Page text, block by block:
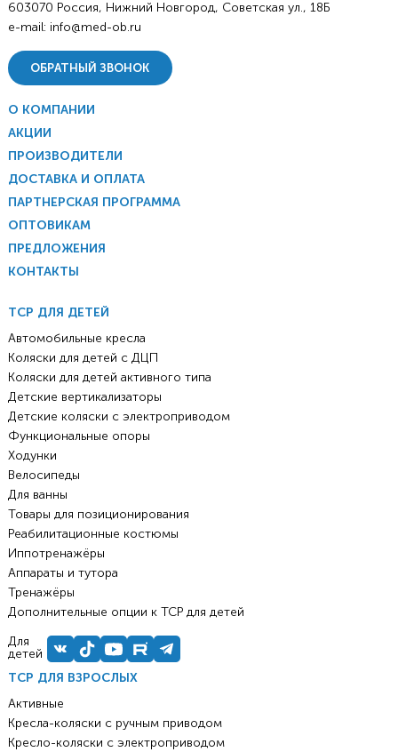
603070 Россия, Нижний Новгород, Советская ул., 18Б
e-mail: info@med-ob.ru
ОБРАТНЫЙ ЗВОНОК
О КОМПАНИИ
АКЦИИ
ПРОИЗВОДИТЕЛИ
ДОСТАВКА И ОПЛАТА
ПАРТНЕРСКАЯ ПРОГРАММА
ОПТОВИКАМ
ПРЕДЛОЖЕНИЯ
КОНТАКТЫ
ТСР ДЛЯ ВЗРОСЛЫХ
Активные
Кресла-коляски с ручным приводом
Кресло-коляски с электроприводом
ТСР ДЛЯ ДЕТЕЙ
Автомобильные кресла
Коляски для детей с ДЦП
Коляски для детей активного типа
Детские вертикализаторы
Детские коляски с электроприводом
Функциональные опоры
Ходунки
Велосипеды
Для ванны
Товары для позиционирования
Реабилитационные костюмы
Иппотренажёры
Аппараты и тутора
Тренажёры
Дополнительные опции к ТСР для детей
Для
детей